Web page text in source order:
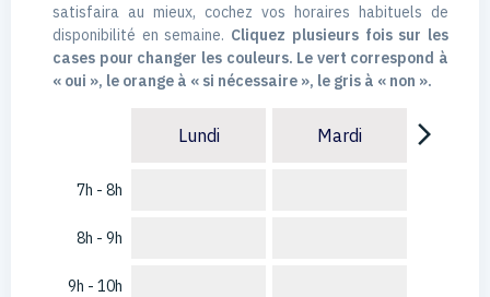
satisfaira au mieux, cochez vos horaires habituels de
disponibilité en semaine. Cliquez plusieurs fois sur les
cases pour changer les couleurs. Le vert correspond à
« oui », le orange à « si nécessaire », le gris à « non ».
7h - 8h
8h - 9h
9h - 10h
Lundi Mardi arrow_forward_ios